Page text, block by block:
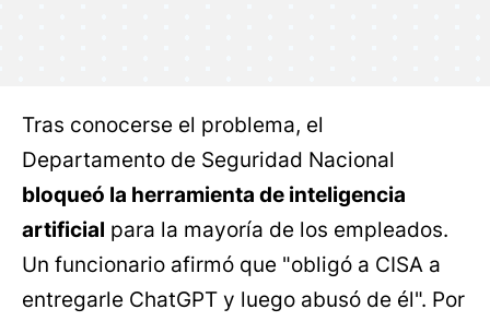
Tras conocerse el problema, el
Departamento de Seguridad Nacional
bloqueó la herramienta de inteligencia
artificial para la mayoría de los empleados.
Un funcionario afirmó que "obligó a CISA a
entregarle ChatGPT y luego abusó de él". Por